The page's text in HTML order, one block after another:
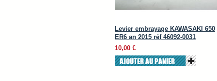
Levier embrayage KAWASAKI 650
ER6 an 2015 réf 46092-0031
10,00 €
AJOUTER AU PANIER